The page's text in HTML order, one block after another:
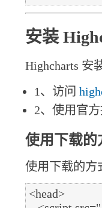
安装
Highcharts 安
1、访问
2、使用官
使用下载的
使用下载的方
<head>